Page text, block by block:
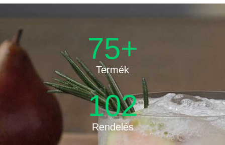
Termék
75+
Rendelés
102